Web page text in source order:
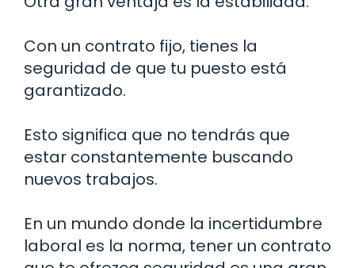
Con un contrato fijo, tienes la
seguridad de que tu puesto está
garantizado.
Esto significa que no tendrás que
estar constantemente buscando
nuevos trabajos.
En un mundo donde la incertidumbre
laboral es la norma, tener un contrato